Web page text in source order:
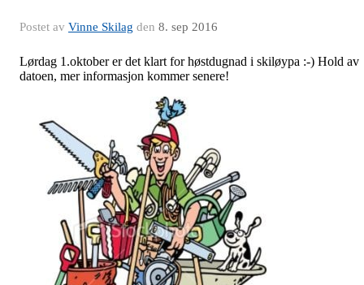
Postet av Vinne Skilag den 8. sep 2016
Lørdag 1.oktober er det klart for høstdugnad i skiløypa :-) Hold av
datoen, mer informasjon kommer senere!